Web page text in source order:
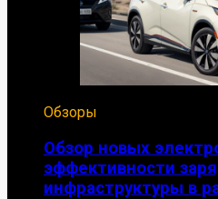
Обзоры
Обзор новых
эффективности
инфраструктуры в